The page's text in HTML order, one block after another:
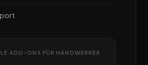
ADD-ONS FÜR HANDWERKER